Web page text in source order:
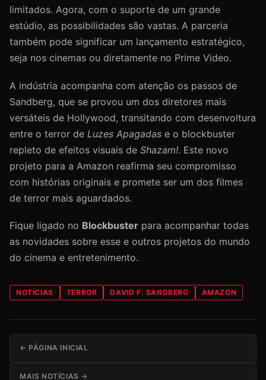
limitados. Agora, com o suporte de um grande
estúdio, as possibilidades são vastas. A parceria
também pode significar um lançamento estratégico,
seja nos cinemas ou diretamente no Prime Video.
A indústria acompanha com atenção os passos de
Sandberg, que se provou um dos diretores mais
versáteis de Hollywood, transitando com desenvoltura
entre o terror de Luzes Apagadas e o blockbuster
repleto de efeitos visuais de Shazam!. Este novo
projeto para a Amazon reafirma seu compromisso
com histórias originais e promete ser um dos filmes
de terror mais aguardados.
Fique ligado no Blockbuster para acompanhar todas
as novidades sobre esse e outros projetos do mundo
do cinema e entretenimento.
NOTÍCIAS TERROR DAVID F. SANDBERG AMAZON
← PÁGINA INICIAL
MAIS NOTÍCIAS →